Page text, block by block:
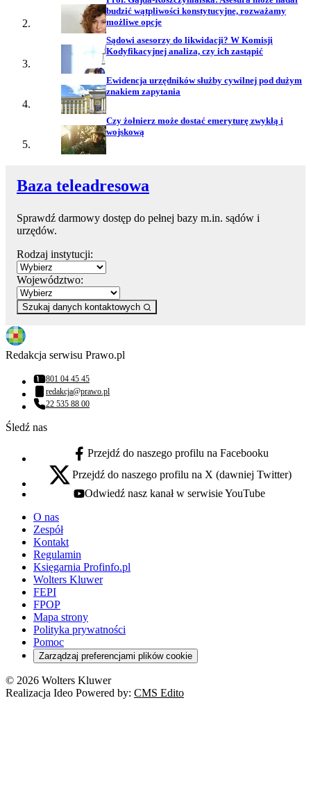
budzić wątpliwości konstytucyjne, rozważamy
możliwe opcje
Sądowi asesorzy do likwidacji? W Komisji
Kodyfikacyjnej analiza, czy ich zastąpić
Ewidencja urzędników służby cywilnej pod dużym
znakiem zapytania
Czy żołnierz może dostać emeryturę zwykłą i
wojskową
Baza teleadresowa
Sprawdź darmowy dostęp do pełnej bazy m.in. sądów i
urzędów.
Rodzaj instytucji:
Województwo:
Szukaj danych kontaktowych
Redakcja serwisu Prawo.pl
Numer telefonu:
801 04 45 45
Adres email:
redakcja@prawo.pl
Numer telefonu:
22 535 88 00
Śledź nas
facebook - otwiera się w nowej karcie
Przejdź do naszego profilu na Facebooku
x - otwiera się w nowej karcie
Przejdź do naszego profilu na X (dawniej Twitter)
youtube - otwiera się w nowej karcie
Odwiedź nasz kanał w serwisie YouTube
O nas
Zespół
Kontakt
Regulamin
Księgarnia Profinfo.pl
Wolters Kluwer
FEPI
FPOP
Mapa strony
Polityka prywatności
Pomoc
Zarządzaj preferencjami plików cookie
© 2026 Wolters Kluwer
Realizacja Ideo Powered by: CMS Edito